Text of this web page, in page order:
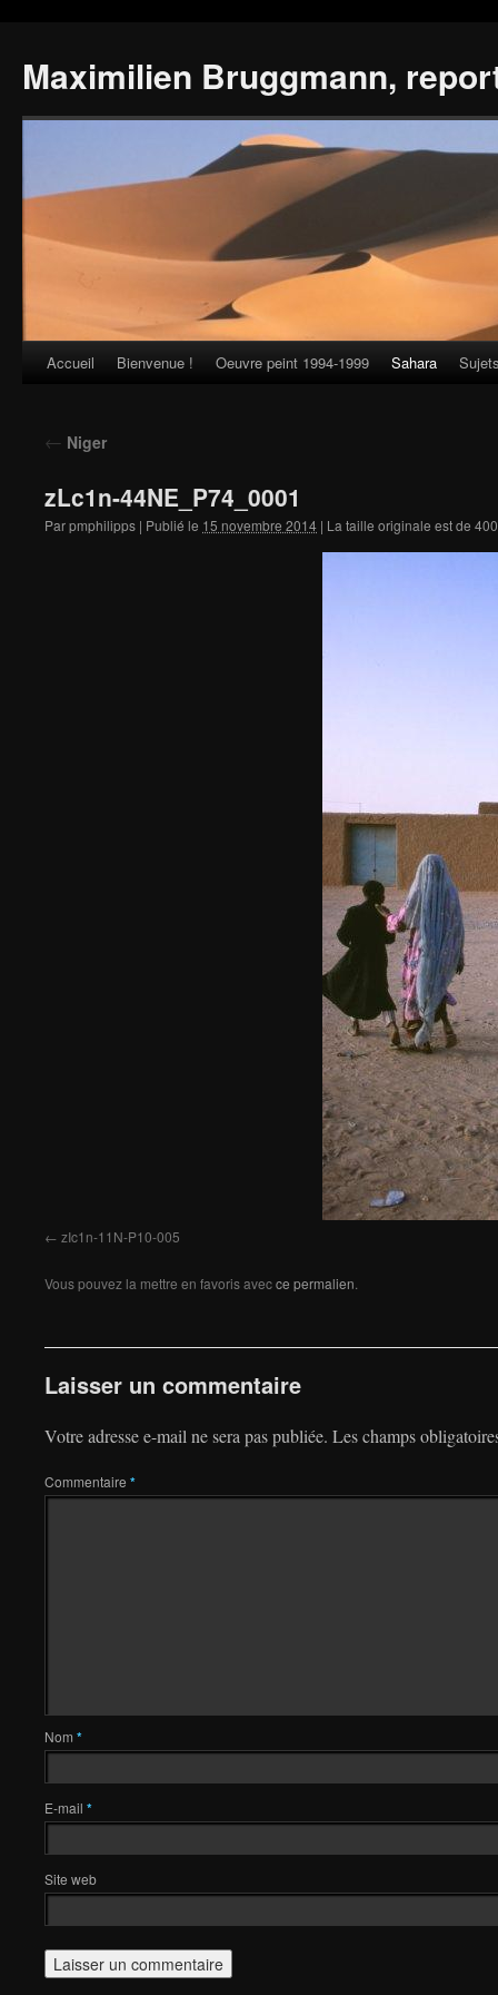
Maximilien Bruggmann,
Skip
content
Accueil Bienvenue ! Oeuvre peint 1994-1999 Sahara
← Niger
zLc1n-44NE_P74_0001
Parpmphilipps | Publié le 15 novembre 2014 | La taille originale est de
zIc1n-11N-P10-005
Vous pouvez la mettre en favoris avecce permalien
Laisser un commentaire
Votre adresse e-mail ne sera pas publiée. Les champs
Commentaire *
Nom *
E-mail *
Site web